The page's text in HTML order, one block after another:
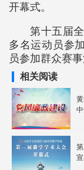
开幕式。
第十五届
多名运动员参
员参加群众赛事
相关阅读